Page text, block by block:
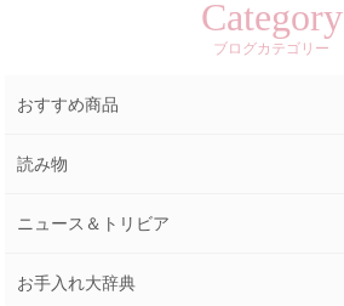
Category
ブログカテゴリー
おすすめ商品
読み物
ニュース＆トリビア
お手入れ大辞典